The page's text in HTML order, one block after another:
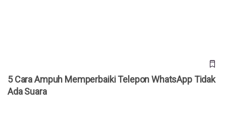
5 Cara Ampuh Memperbaiki Telepon WhatsApp Tidak
Ada Suara